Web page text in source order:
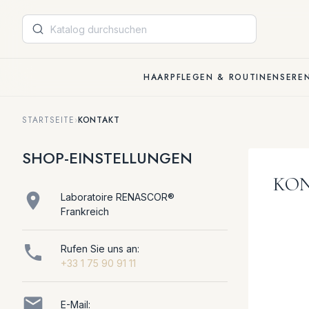
HAARPFLEGEN & ROUTINEN
STARTSEITE›KONTAKT
SHOP-EINSTELLUNGEN

Laboratoire RENASCOR®
Frankreich

Rufen Sie uns an:
+33 1 75 90 91 11
 E-Mail: